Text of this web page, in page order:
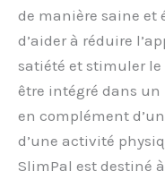
de manière saine et
d’aider à réduire
satiété et stimuler
être intégré dans un
en complément
d’une activité
SlimPal est destiné